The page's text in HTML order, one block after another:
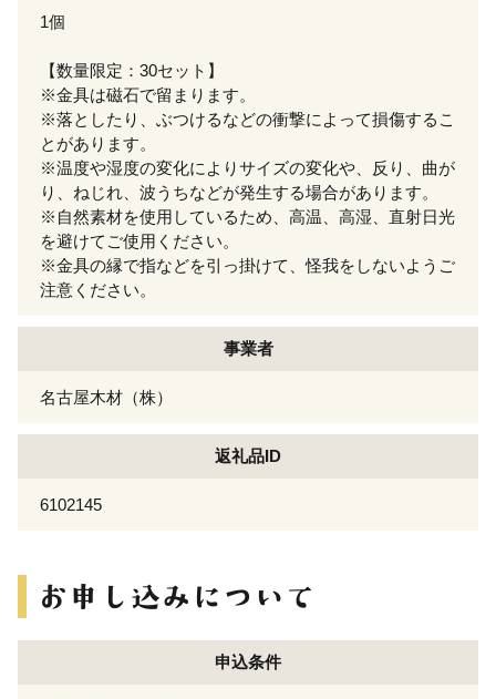
1個
【数量限定：30セット】
※金具は磁石で留まります。
※落としたり、ぶつけるなどの衝撃によって損傷するこ
とがあります。
※温度や湿度の変化によりサイズの変化や、反り、曲が
り、ねじれ、波うちなどが発生する場合があります。
※自然素材を使用しているため、高温、高湿、直射日光
を避けてご使用ください。
※金具の縁で指などを引っ掛けて、怪我をしないようご
注意ください。
事業者
名古屋木材（株）
返礼品ID
6102145
申込条件